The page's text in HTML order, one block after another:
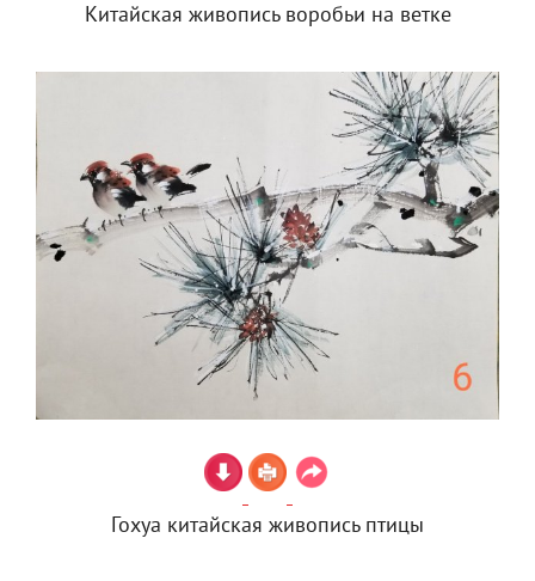
Китайская живопись воробьи на ветке
Гохуа китайская живопись птицы